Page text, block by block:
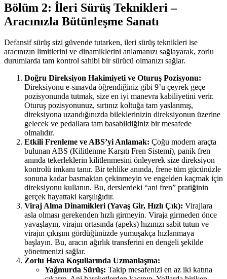
Bölüm 2: İleri Sürüş Teknikleri –
Aracınızla Bütünleşme Sanatı
Defansif sürüş sizi güvende tutarken, ileri sürüş teknikleri ise
aracınızın limitlerini ve dinamiklerini anlamanızı sağlayarak, zorlu
durumlarda tam kontrol sahibi bir sürücü olmanızı sağlar.
Doğru Direksiyon Hakimiyeti ve Oturuş Pozisyonu:
Direksiyonu e-sınavda öğrendiğiniz gibi 9’u çeyrek geçe
pozisyonunda tutmak, size en iyi manevra kabiliyetini verir.
Oturuş pozisyonunuz, sırtınız koltuğa tam yaslanmış,
direksiyona uzandığınızda bileklerinizin direksiyonun üzerine
gelecek ve pedallara tam basabildiğiniz bir mesafede
olmalıdır.
Etkili Frenleme ve ABS’yi Anlamak: Çoğu modern araçta
bulunan ABS (Kilitlenme Karşıtı Fren Sistemi), panik fren
anında tekerleklerin kilitlenmesini önleyerek size direksiyon
kontrolü imkanı tanır. Bir tehlike anında, frene tüm gücünüzle
sonuna kadar basmaktan çekinmeyin ve engelden kaçmak için
direksiyonu kullanın. Bu, derslerdeki “ani fren” pratiğinin
gerçek hayattaki karşılığıdır.
Viraj Alma Dinamikleri (Yavaş Gir, Hızlı Çık): Virajlara
asla olması gerekenden hızlı girmeyin. Viraja girmeden önce
yavaşlayın, virajın ortasında (apeks) hızınızı sabit tutun ve
virajın çıkışını gördüğünüzde yumuşakça hızlanmaya
başlayın. Bu, aracın ağırlık transferini en dengeli şekilde
yönetmenizi sağlar.
Zorlu Hava Koşullarında Uzmanlaşma:
Yağmurda Sürüş: Takip mesafenizi en az iki katına